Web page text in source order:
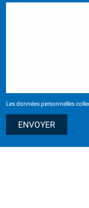
Les données personnelles